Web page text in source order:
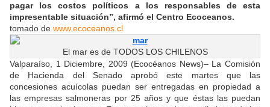
pagar los costos políticos a los responsables de esta
impresentable situación”, afirmó el Centro Ecoceanos.
tomado de www.ecoceanos. cl
El mar es de TODOS LOS CHILENOS
Valparaíso, 1 Diciembre, 2009 (Ecocéanos News)– La Comisión
de Hacienda del Senado aprobó este martes que las
concesiones acuícolas puedan ser entregadas en propiedad a
las empresas salmoneras por 25 años y que éstas las puedan